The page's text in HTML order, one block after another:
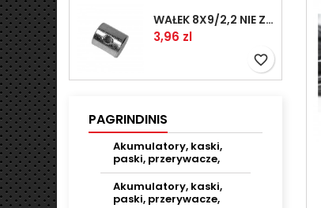
WAŁEK 8X9/2,2 NIE ZAMAWIAĆ
Kaina
3,96 zl
favorite_border
PAGRINDINIS
Akumulatory, kaski,
paski, przerywacze,
Akumulatory, kaski,
paski, przerywacze,